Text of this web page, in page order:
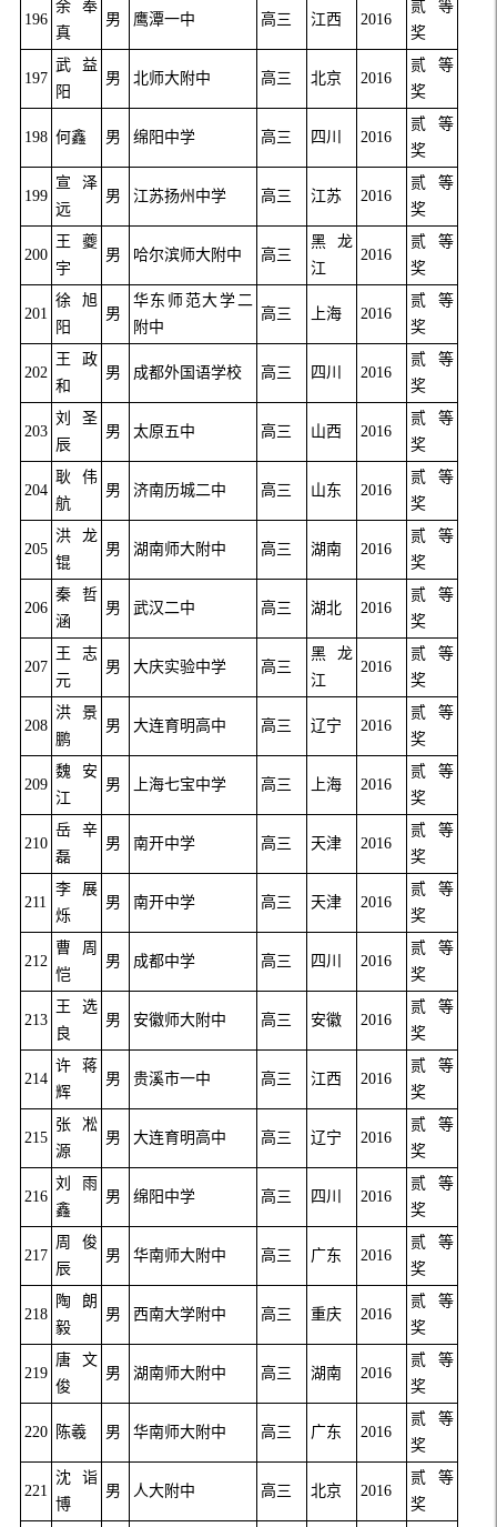
196
余奉
真
男 鹰潭一中 高三 江西 2016
贰等
奖
197
武益
阳
男 北师大附中 高三 北京 2016
贰等
奖
198 何鑫 男 绵阳中学 高三 四川 2016
贰等
奖
199
宣泽
远
男 江苏扬州中学 高三 江苏 2016
贰等
奖
200
王夔
宇
男 哈尔滨师大附中 高三
黑龙
江
2016
贰等
奖
201
徐旭
阳
男
华东师范大学二
附中
高三 上海 2016
贰等
奖
202
王政
和
男 成都外国语学校 高三 四川 2016
贰等
奖
203
刘圣
辰
男 太原五中 高三 山西 2016
贰等
奖
204
耿伟
航
男 济南历城二中 高三 山东 2016
贰等
奖
205
洪龙
锟
男 湖南师大附中 高三 湖南 2016
贰等
奖
206
秦哲
涵
男 武汉二中 高三 湖北 2016
贰等
奖
207
王志
元
男 大庆实验中学 高三
黑龙
江
2016
贰等
奖
208
洪景
鹏
男 大连育明高中 高三 辽宁 2016
贰等
奖
209
魏安
江
男 上海七宝中学 高三 上海 2016
贰等
奖
210
岳辛
磊
男 南开中学 高三 天津 2016
贰等
奖
211
李展
烁
男 南开中学 高三 天津 2016
贰等
奖
212
曹周
恺
男 成都中学 高三 四川 2016
贰等
奖
213
王选
良
男 安徽师大附中 高三 安徽 2016
贰等
奖
214
许蒋
辉
男 贵溪市一中 高三 江西 2016
贰等
奖
215
张凇
源
男 大连育明高中 高三 辽宁 2016
贰等
奖
216
刘雨
鑫
男 绵阳中学 高三 四川 2016
贰等
奖
217
周俊
辰
男 华南师大附中 高三 广东 2016
贰等
奖
218
陶朗
毅
男 西南大学附中 高三 重庆 2016
贰等
奖
219
唐文
俊
男 湖南师大附中 高三 湖南 2016
贰等
奖
220 陈羲 男 华南师大附中 高三 广东 2016
贰等
奖
221
沈诣
博
男 人大附中 高三 北京 2016
贰等
奖